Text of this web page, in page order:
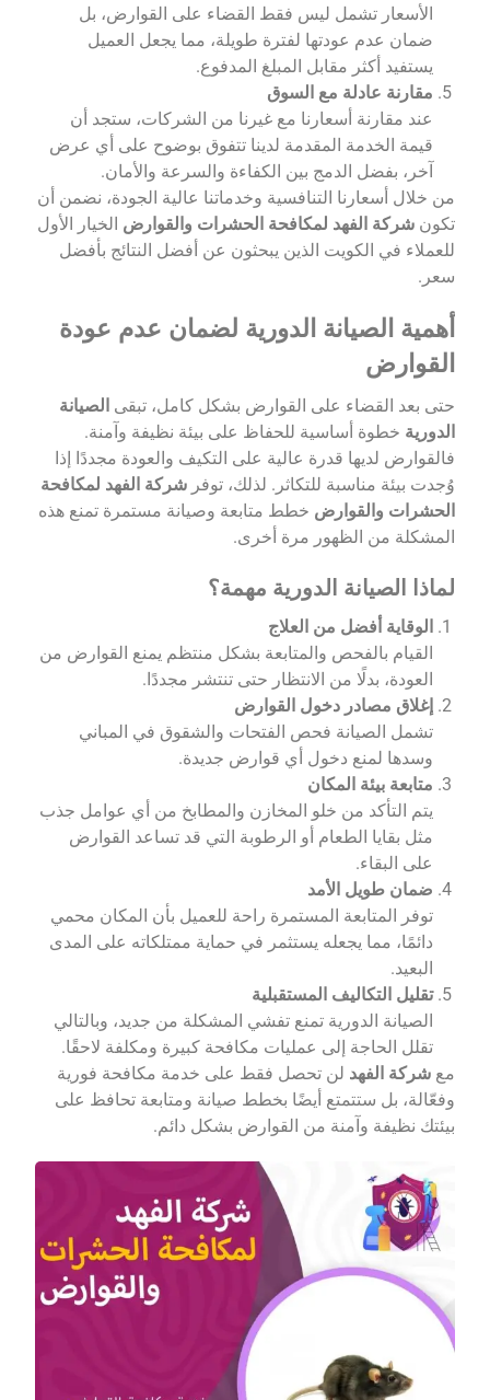
الأسعار تشمل ليس فقط القضاء على القوارض، بل
ضمان عدم عودتها لفترة طويلة، مما يجعل العميل
يستفيد أكثر مقابل المبلغ المدفوع.
مقارنة عادلة مع السوق
عند مقارنة أسعارنا مع غيرنا من الشركات، ستجد أن
قيمة الخدمة المقدمة لدينا تتفوق بوضوح على أي عرض
آخر، بفضل الدمج بين الكفاءة والسرعة والأمان.
من خلال أسعارنا التنافسية وخدماتنا عالية الجودة، نضمن أن
تكونشركة الفهد لمكافحة الحشرات والقوارض الخيار الأول
للعملاء في الكويت الذين يبحثون عن أفضل النتائج بأفضل
سعر.
أهمية الصيانة الدورية لضمان عدم عودة
القوارض
حتى بعد القضاء على القوارض بشكل كامل، تبقى الصيانة
الدورية خطوة أساسية للحفاظ على بيئة نظيفة وآمنة.
فالقوارض لديها قدرة عالية على التكيف والعودة مجددًا إذا
وُجدت بيئة مناسبة للتكاثر. لذلك، توفرشركة الفهد لمكافحة
الحشرات والقوارض خطط متابعة وصيانة مستمرة تمنع هذه
المشكلة من الظهور مرة أخرى.
لماذا الصيانة الدورية مهمة؟
الوقاية أفضل من العلاج
القيام بالفحص والمتابعة بشكل منتظم يمنع القوارض من
العودة، بدلًا من الانتظار حتى تنتشر مجددًا.
إغلاق مصادر دخول القوارض
تشمل الصيانة فحص الفتحات والشقوق في المباني
وسدها لمنع دخول أي قوارض جديدة.
متابعة بيئة المكان
يتم التأكد من خلو المخازن والمطابخ من أي عوامل جذب
مثل بقايا الطعام أو الرطوبة التي قد تساعد القوارض
على البقاء.
ضمان طويل الأمد
توفر المتابعة المستمرة راحة للعميل بأن المكان محمي
دائمًا، مما يجعله يستثمر في حماية ممتلكاته على المدى
البعيد.
تقليل التكاليف المستقبلية
الصيانة الدورية تمنع تفشي المشكلة من جديد، وبالتالي
تقلل الحاجة إلى عمليات مكافحة كبيرة ومكلفة لاحقًا.
معشركة الفهد لن تحصل فقط على خدمة مكافحة فورية
وفعّالة، بل ستتمتع أيضًا بخطط صيانة ومتابعة تحافظ على
بيئتك نظيفة وآمنة من القوارض بشكل دائم.